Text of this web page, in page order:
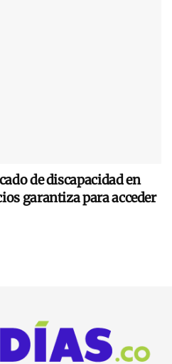
de discapacidad en
garantiza para acceder